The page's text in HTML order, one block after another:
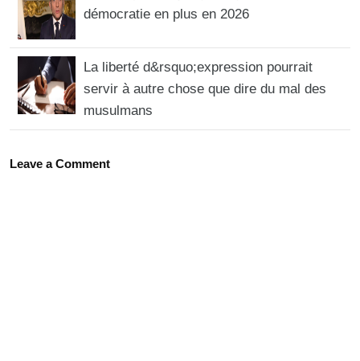
démocratie en plus en 2026
La liberté d&rsquo;expression pourrait
servir à autre chose que dire du mal des
musulmans
Leave a Comment